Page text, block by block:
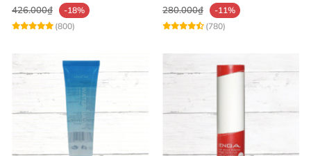
426.000₫
-18%
(800)
280.000₫
-11%
(780)